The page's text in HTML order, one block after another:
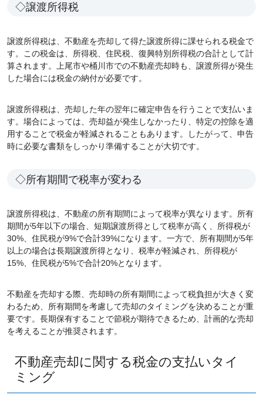
◇譲渡所得税
譲渡所得税は、不動産を売却して得た譲渡所得に課せられる税金で
す。この税金は、所得税、住民税、復興特別所得税の合計として計
算されます。上尾市や桶川市での不動産売却時も、譲渡所得が発生
した場合には税金の納付が必要です。
譲渡所得税は、売却した年の翌年に確定申告を行うことで支払いま
す。場合によっては、売却益が発生しなかったり、特定の控除を適
用することで税金が軽減されることもあります。したがって、申告
時に必要な書類をしっかり準備することが大切です。
◇所有期間で税率が変わる
譲渡所得税は、不動産の所有期間によって税率が異なります。所有
期間が5年以下の場合、短期譲渡所得として税率が高く、所得税が
30%、住民税が9%で合計39%になります。一方で、所有期間が5年
以上の場合は長期譲渡所得となり、税率が軽減され、所得税が
15%、住民税が5%で合計20%となります。
不動産を売却する際、売却時の所有期間によって税負担が大きく変
わるため、所有期間を考慮して売却のタイミングを決めることが重
要です。長期保有することで節税が期待できるため、計画的な売却
を考えることが推奨されます。
不動産売却に関する税金の支払いタイ
ミング